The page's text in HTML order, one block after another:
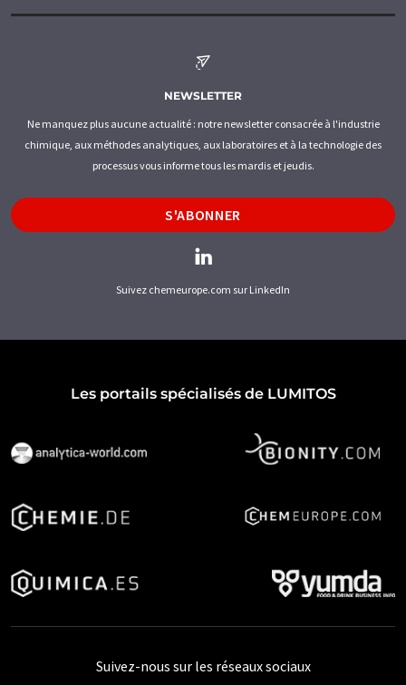
NEWSLETTER
Ne manquez plus aucune actualité : notre newsletter consacrée à l'industrie
chimique, aux méthodes analytiques, aux laboratoires et à la technologie des
processus vous informe tous les mardis et jeudis.
S'ABONNER
Suivez chemeurope.com sur LinkedIn
Les portails spécialisés de LUMITOS
Suivez-nous sur les réseaux sociaux